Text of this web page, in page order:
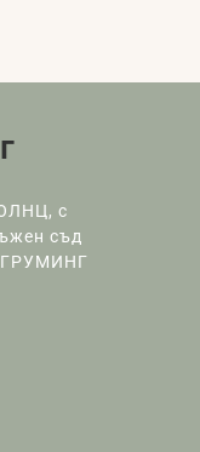
с
съд
ГРУМИНГ